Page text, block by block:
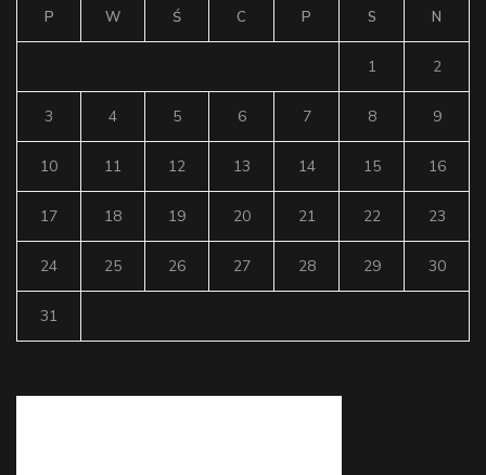
P W Ś C P S N
1 2
3 4 5 6 7 8 9
10 11 12 13 14 15 16
17 18 19 20 21 22 23
24 25 26 27 28 29 30
31